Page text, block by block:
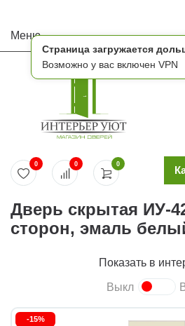
Страница загружается
Возможно у вас включен VPN
Меню
0
0 0
Дверь скрытая ИУ-
сторон, эмаль
Показать в
Выкл
-15%